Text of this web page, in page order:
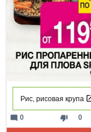
Рис, рисовая крупа
thumb_down 0
mode_comment 0